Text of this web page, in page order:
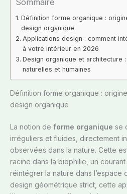
Sommaire
Définition forme organique :
design organique
Applications design : comment
à votre intérieur en 2026
Design organique et architecture
naturelles et humaines
Définition forme organique :
design organique
La notion de forme organique se
irréguliers et fluides, directement
observées dans la nature. Cette
racine dans la biophilie, un
réintégrer la nature dans l’espace
design géométrique strict, cette